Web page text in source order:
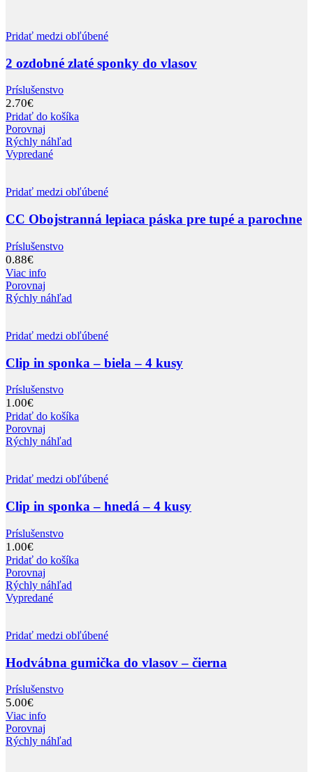
Pridať medzi obľúbené
2 ozdobné zlaté sponky do vlasov
Príslušenstvo
2.70€
Pridať do košíka
Porovnaj
Rýchly náhľad
Vypredané
Pridať medzi obľúbené
CC Obojstranná lepiaca páska pre tupé a parochne
Príslušenstvo
0.88€
Viac info
Porovnaj
Rýchly náhľad
Pridať medzi obľúbené
Clip in sponka – biela – 4 kusy
Príslušenstvo
1.00€
Pridať do košíka
Porovnaj
Rýchly náhľad
Pridať medzi obľúbené
Clip in sponka – hnedá – 4 kusy
Príslušenstvo
1.00€
Pridať do košíka
Porovnaj
Rýchly náhľad
Vypredané
Pridať medzi obľúbené
Hodvábna gumička do vlasov – čierna
Príslušenstvo
5.00€
Viac info
Porovnaj
Rýchly náhľad